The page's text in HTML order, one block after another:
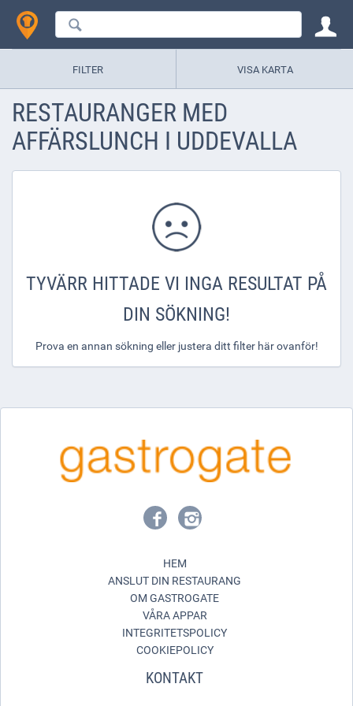
FILTER VISA KARTA
RESTAURANGER MED
AFFÄRSLUNCH I UDDEVALLA
TYVÄRR HITTADE VI INGA RESULTAT PÅ
DIN SÖKNING!
Prova en annan sökning eller justera ditt filter här ovanför!
HEM
ANSLUT DIN RESTAURANG
OM GASTROGATE
VÅRA APPAR
INTEGRITETSPOLICY
COOKIEPOLICY
KONTAKT